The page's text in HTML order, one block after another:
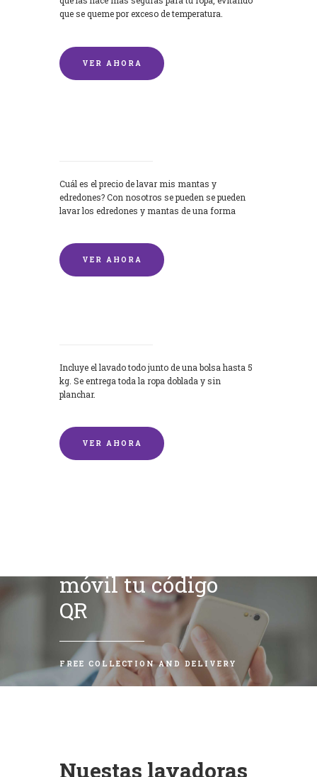
que se queme por exceso de temperatura.
VER AHORA
Cuál es el precio de lavar mis mantas y
edredones? Con nosotros se pueden se pueden
lavar los edredones y mantas de una forma
VER AHORA
Incluye el lavado todo junto de una bolsa hasta 5
kg. Se entrega toda la ropa doblada y sin
planchar.
VER AHORA
móvil tu código
QR
FREE COLLECTION AND DELIVERY
Nuestas lavadoras